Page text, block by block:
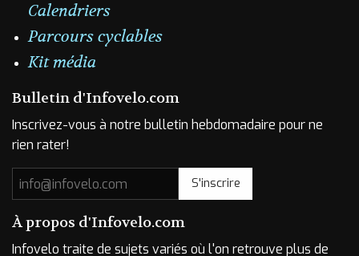
Calendriers
Parcours cyclables
Kit média
Bulletin d'Infovelo.com
Inscrivez-vous à notre bulletin hebdomadaire pour ne
rien rater!
S'inscrire
À propos d'Infovelo.com
Infovelo traite de sujets variés où l'on retrouve plus de